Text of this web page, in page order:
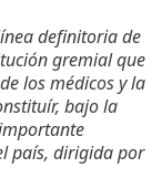
definitoria de
gremial que
los médicos y la
bajo la
país, dirigida por